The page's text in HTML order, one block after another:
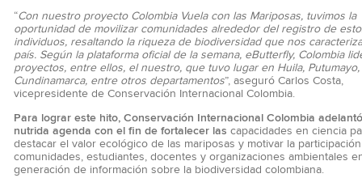
“Con nuestro proyecto Colombia Vuela con las Mariposas, tuvimos la
oportunidad de movilizar comunidades alrededor del registro de
individuos, resaltando la riqueza de biodiversidad que nos
país. Según la plataforma oficial de la semana, eButterfly, Colombia
proyectos, entre ellos, el nuestro, que tuvo lugar en Huila, Putumayo,
Cundinamarca, entre otros departamentos”, aseguró Carlos Costa,
vicepresidente de Conservación Internacional Colombia.
Para lograr este hito, Conservación Internacional Colombia
nutrida agenda con el fin de fortalecer las capacidades en ciencia
destacar el valor ecológico de las mariposas y motivar la
comunidades, estudiantes, docentes y organizaciones ambientales
generación de información sobre la biodiversidad colombiana.